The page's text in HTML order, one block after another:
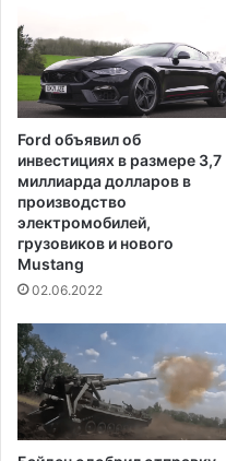
т
а
,
а
е
м
и
к
р
о
с
т
р
и
Ford объявил об
инвестициях в размере 3,7
миллиарда долларов в
производство
электромобилей,
грузовиков и нового
Mustang
02.06.2022